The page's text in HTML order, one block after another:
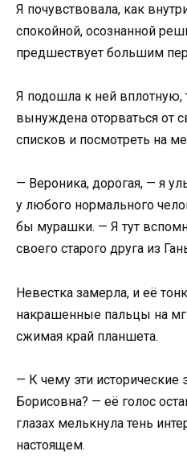
Я почувствовала, как
спокойной, осознанной
предшествует большим
Я подошла к ней вплотную,
вынуждена оторваться от
списков и посмотреть на
— Вероника, дорогая, — я
у любого нормального
бы мурашки. — Я тут
своего старого друга из
Невестка замерла, и её
накрашенные пальцы на
сжимая край планшета.
— К чему эти исторические
Борисовна? — её голос
глазах мелькнула тень
настоящем.